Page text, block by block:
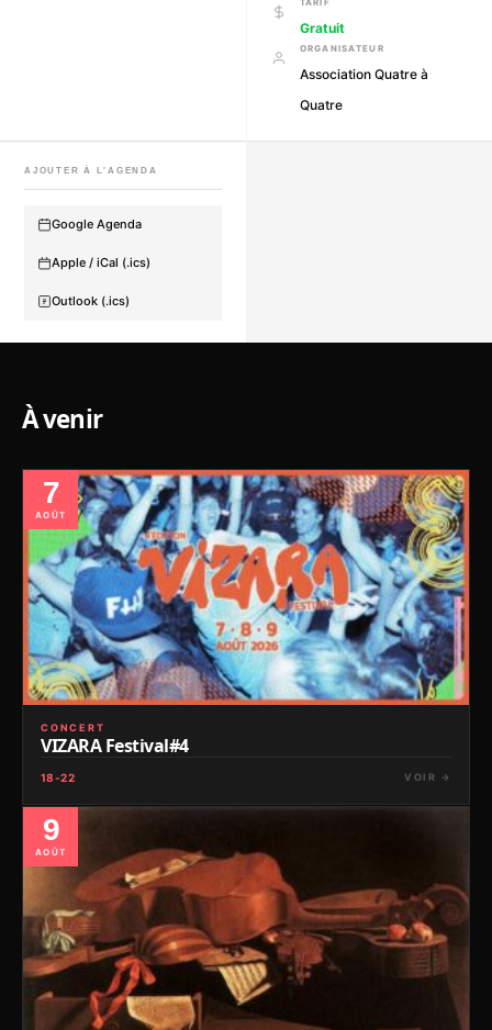
TARIF
Gratuit
ORGANISATEUR
Association Quatre à
Quatre
AJOUTER À L'AGENDA
Google Agenda
Apple / iCal (.ics)
Outlook (.ics)
À venir
7
AOÛT
CONCERT
VIZARA Festival#4
18-22 VOIR →
9
AOÛT